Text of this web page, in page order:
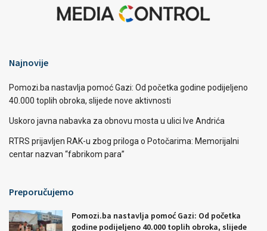
Najnovije
Pomozi.ba nastavlja pomoć Gazi: Od početka godine podijeljeno
40.000 toplih obroka, slijede nove aktivnosti
Uskoro javna nabavka za obnovu mosta u ulici Ive Andrića
RTRS prijavljen RAK-u zbog priloga o Potočarima: Memorijalni
centar nazvan “fabrikom para”
Preporučujemo
Pomozi.ba nastavlja pomoć Gazi: Od početka
godine podijeljeno 40.000 toplih obroka, slijede